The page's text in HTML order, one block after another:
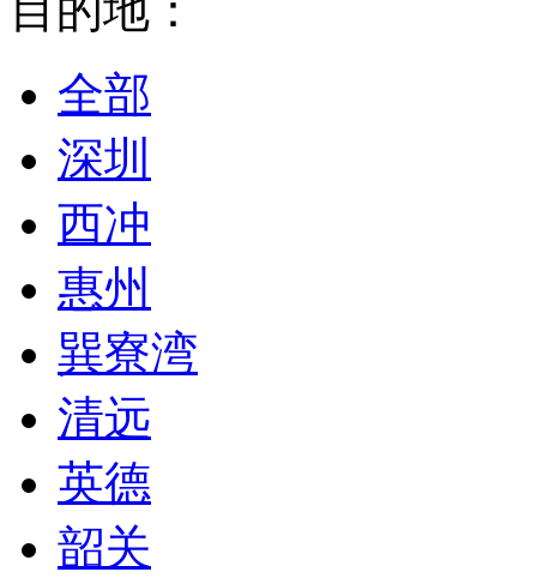
全部
深圳
西冲
惠州
巽寮湾
清远
英德
韶关